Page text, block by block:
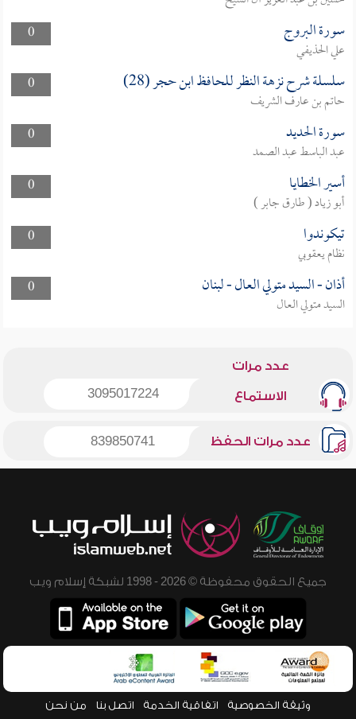
0
سورة البروج
علي الحذيفي
0
سلسلة شرح نزهة النظر للحافظ ابن حجر (28)
حاتم بن عارف الشريف
0
سورة الحديد
عبد الباسط عبد الصمد
0
أسير الخطايا
أبو زياد ( طارق جابر )
0
تيكوندوا
نظام يعقوبي
0
أذان - السيد متولي العال - لبنان
السيد متولي العال
عدد مرات
الاستماع 3095017224
عدد مرات الحفظ 839850741
جميع الحقوق محفوظة © 2026 - 1998 لشبكة إسلام ويب
وثيقة الخصوصية اتفاقية الخدمة اتصل بنا من نحن